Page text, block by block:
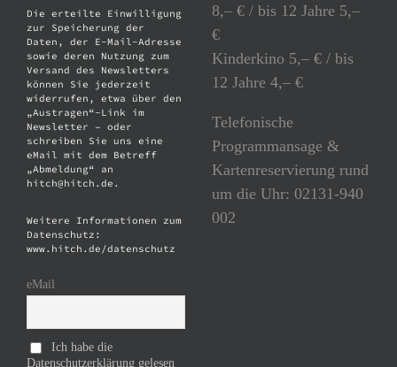
Die erteilte Einwilligung
zur Speicherung der
Daten, der E-Mail-Adresse
sowie deren Nutzung zum
Versand des Newsletters
können Sie jederzeit
widerrufen, etwa über den
„Austragen“-Link im
Newsletter – oder
schreiben Sie uns eine
eMail mit dem Betreff
„Abmeldung“ an
hitch@hitch.de.
Weitere Informationen zum
Datenschutz:
www.hitch.de/datenschutz
eMail
Ich habe die
Datenschutzerklärung gelesen
8,– € / bis 12 Jahre 5,–
€
Kinderkino 5,– € / bis
12 Jahre 4,– €
Telefonische
Programmansage &
Kartenreservierung rund
um die Uhr: 02131-940
002